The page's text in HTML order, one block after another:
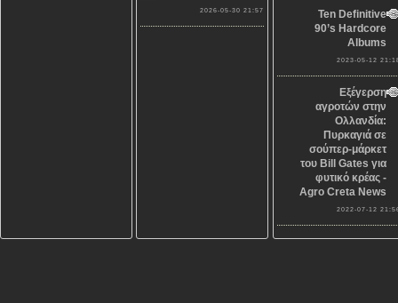
2026-05-30 21:57
Ten Definitive
90’s Hardcore
Albums
2023-05-12
Εξέγερση
αγροτών στην
Ολλανδία:
Πυρκαγιά σε
σούπερ-μάρκετ
του Bill Gates για
φυτικό κρέας -
Agro Creta News
2022-07-12